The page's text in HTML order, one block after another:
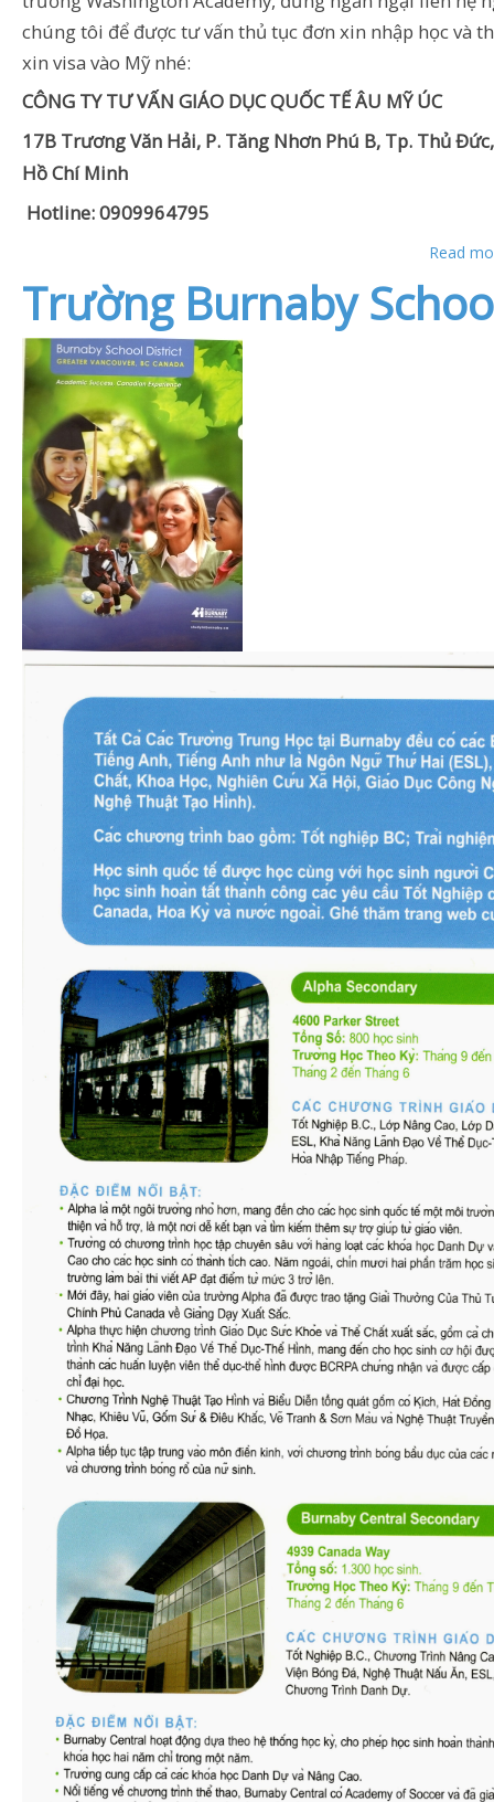
chúng tôi để được tư vấn thủ tục đơn xin nhập học và
xin visa vào Mỹ nhé:
CÔNG TY TƯ VẤN GIÁO DỤC QUỐC TẾ ÂU MỸ ÚC
17B Trương Văn Hải, P. Tăng Nhơn Phú B, Tp. Thủ
Hồ Chí Minh
Hotline: 0909964795
Read
Trường Burnaby